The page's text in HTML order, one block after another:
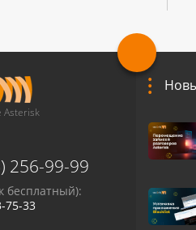
Asterisk
256-99-99
бесплатный):
75-33